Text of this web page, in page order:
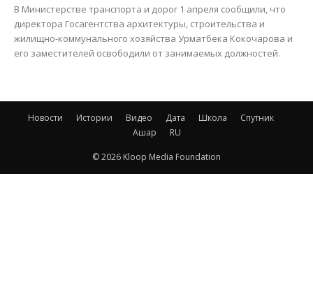
В Министерстве транспорта и дорог 1 апреля сообщили, что
директора Госагентства архитектуры, строительства и
жилищно-коммунального хозяйства Урматбека Кокочарова и
его заместителей освободили от занимаемых должностей.
Новости Истории Видео Дата Школа
Спутник
Ашар
RU
© 2026 Kloop Media Foundation